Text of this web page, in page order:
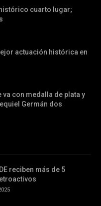
cuarto lugar;
actuación histórica en
va con medalla de plata y
Germán dos
reciben más de 5